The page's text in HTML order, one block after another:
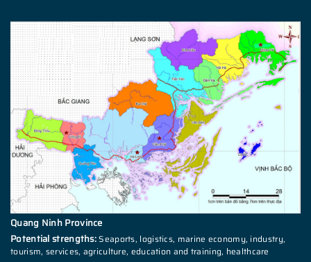
Quang Ninh Province
Potential strengths:Seaports, logistics, marine economy, industry,
tourism, services, agriculture, education and training, healthcare